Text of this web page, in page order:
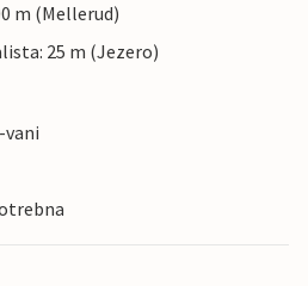
m (Mellerud)
25 m (Jezero)
vani